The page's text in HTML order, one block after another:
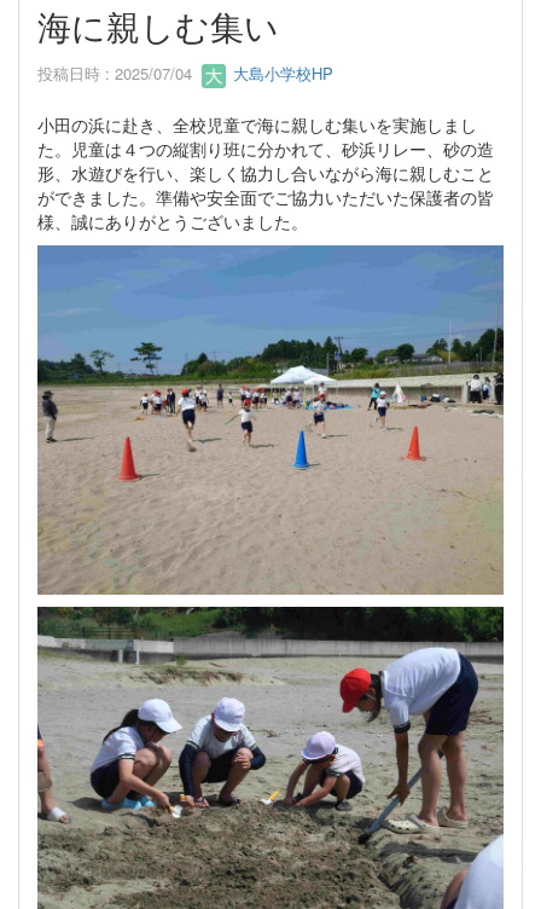
海に親しむ集い
投稿日時 : 2025/07/04 大島小学校HP
小田の浜に赴き、全校児童で海に親しむ集いを実施しまし
た。児童は４つの縦割り班に分かれて、砂浜リレー、砂の造
形、水遊びを行い、楽しく協力し合いながら海に親しむこと
ができました。準備や安全面でご協力いただいた保護者の皆
様、誠にありがとうございました。